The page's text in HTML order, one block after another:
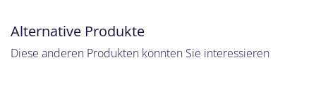
Alternative Produkte
Diese anderen Produkten könnten Sie interessieren